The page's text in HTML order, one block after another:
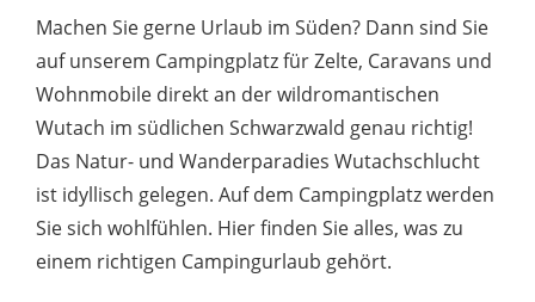
Machen Sie gerne Urlaub im Süden? Dann sind Sie
auf unserem Campingplatz für Zelte, Caravans und
Wohnmobile direkt an der wildromantischen
Wutach im südlichen Schwarzwald genau richtig!
Das Natur- und Wanderparadies Wutachschlucht
ist idyllisch gelegen. Auf dem Campingplatz werden
Sie sich wohlfühlen. Hier finden Sie alles, was zu
einem richtigen Campingurlaub gehört.